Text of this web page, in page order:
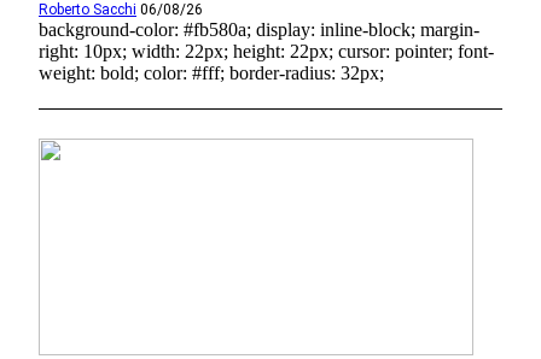
Roberto Sacchi 06/08/26
background-color: #fb580a; display: inline-block; margin-
right: 10px; width: 22px; height: 22px; cursor: pointer; font-
weight: bold; color: #fff; border-radius: 32px;